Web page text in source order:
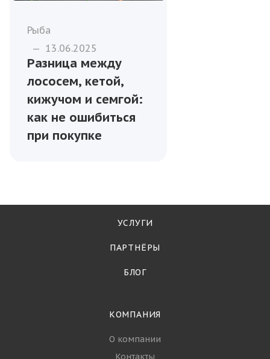
Рыба
— 13.06.2025
Разница между
лососем, кетой,
кижучом и семгой:
как не ошибиться
при покупке
УСЛУГИ
ПАРТНЁРЫ
БЛОГ
КОМПАНИЯ
О компании
Контакты